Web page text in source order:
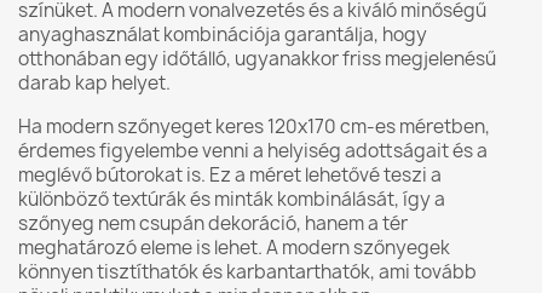
színüket. A modern vonalvezetés és a kiváló minőségű
anyaghasználat kombinációja garantálja, hogy
otthonában egy időtálló, ugyanakkor friss megjelenésű
darab kap helyet.
Ha modern szőnyeget keres 120x170 cm-es méretben,
érdemes figyelembe venni a helyiség adottságait és a
meglévő bútorokat is. Ez a méret lehetővé teszi a
különböző textúrák és minták kombinálását, így a
szőnyeg nem csupán dekoráció, hanem a tér
meghatározó eleme is lehet. A modern szőnyegek
könnyen tisztíthatók és karbantarthatók, ami tovább